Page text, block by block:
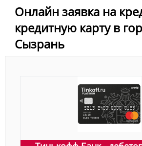
Онлайн заявка на
кредитную карту в
Сызрань